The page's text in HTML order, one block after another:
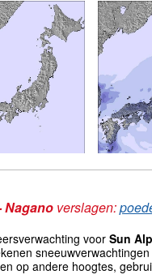
Nagano verslagen:
voorSun
op andere hoogtes,